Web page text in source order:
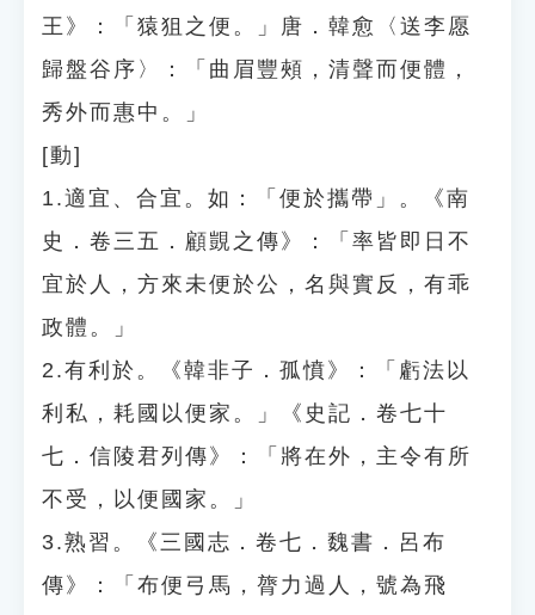
王》：「猿狙之便。」唐．韓愈〈送李愿
歸盤谷序〉：「曲眉豐頰，清聲而便體，
秀外而惠中。」
[動]
1.適宜、合宜。如：「便於攜帶」。《南
史．卷三五．顧覬之傳》：「率皆即日不
宜於人，方來未便於公，名與實反，有乖
政體。」
2.有利於。《韓非子．孤憤》：「虧法以
利私，耗國以便家。」《史記．卷七十
七．信陵君列傳》：「將在外，主令有所
不受，以便國家。」
3.熟習。《三國志．卷七．魏書．呂布
傳》：「布便弓馬，膂力過人，號為飛